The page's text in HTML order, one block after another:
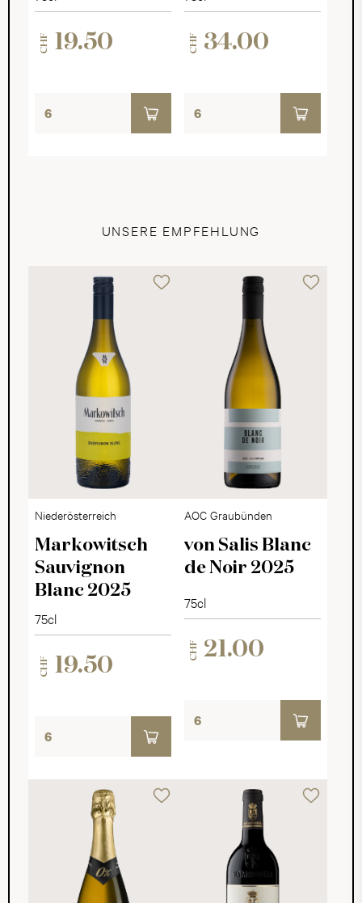
CHF 19.50 CHF 34.00
UNSERE EMPFEHLUNG
Niederösterreich
Markowitsch
Sauvignon
Blanc 2025
75cl
CHF 19.50
AOC Graubünden
von Salis Blanc
de Noir 2025
75cl
CHF 21.00